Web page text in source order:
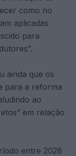
como no
aplicadas
para
ainda que os
para a reforma
ao
em relação
entre 2028